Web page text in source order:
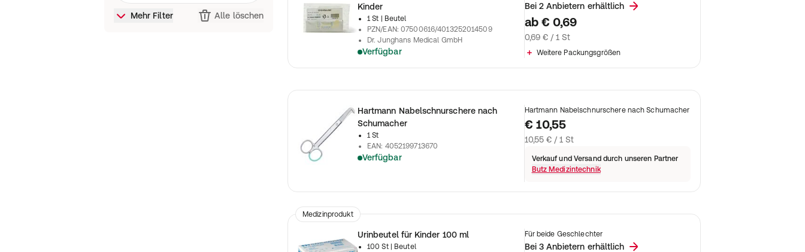
Mehr Filter Alle löschen
Kinder
1 St
| Beutel
PZN/EAN:07500616/4013252014509
Dr. Junghans Medical GmbH
Verfügbar
Bei 2 Anbietern erhältlich
ab € 0,69
0,69 € / 1 St
Weitere Packungsgrößen
Hartmann Nabelschnurschere nach
Schumacher
1 St
EAN: 4052199713670
Verfügbar
Hartmann Nabelschnurschere nach Schumacher
€ 10,55
10,55 € / 1 St
Verkauf und Versand durch unseren Partner
Butz Medizintechnik
Medizinprodukt
Urinbeutel für Kinder 100 ml
100 St
| Beutel
Für beide Geschlechter
Bei 3 Anbietern erhältlich